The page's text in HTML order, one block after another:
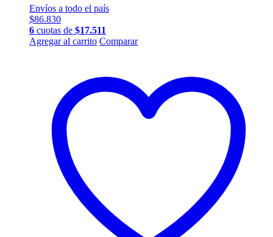
Envíos a todo el país
$86.830
6 cuotas de $17.511
Agregar al carrito Comparar